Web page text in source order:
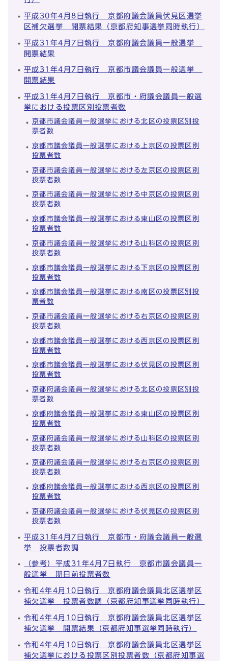
平成30年4月8日執行 京都府議会議員伏見区選挙
区補欠選挙 開票結果（京都府知事選挙同時執行）
平成31年4月7日執行 京都府議会議員一般選挙
開票結果
平成31年4月7日執行 京都市議会議員一般選挙
開票結果
平成31年4月7日執行 京都市・府議会議員一般選
挙における投票区別投票者数
京都市議会議員一般選挙における北区の投票区別投
票者数
京都市議会議員一般選挙における上京区の投票区別
投票者数
京都市議会議員一般選挙における左京区の投票区別
投票者数
京都市議会議員一般選挙における中京区の投票区別
投票者数
京都市議会議員一般選挙における東山区の投票区別
投票者数
京都市議会議員一般選挙における山科区の投票区別
投票者数
京都市議会議員一般選挙における下京区の投票区別
投票者数
京都市議会議員一般選挙における南区の投票区別投
票者数
京都市議会議員一般選挙における右京区の投票区別
投票者数
京都市議会議員一般選挙における西京区の投票区別
投票者数
京都市議会議員一般選挙における伏見区の投票区別
投票者数
京都府議会議員一般選挙における北区の投票区別投
票者数
京都府議会議員一般選挙における東山区の投票区別
投票者数
京都府議会議員一般選挙における山科区の投票区別
投票者数
京都府議会議員一般選挙における右京区の投票区別
投票者数
京都府議会議員一般選挙における西京区の投票区別
投票者数
京都府議会議員一般選挙における伏見区の投票区別
投票者数
平成31年4月7日執行 京都市・府議会議員一般選
挙 投票者数調
（参考）平成31年4月7日執行 京都市議会議員一
般選挙 期日前投票者数
令和4年4月10日執行 京都府議会議員北区選挙区
補欠選挙 投票者数調（京都府知事選挙同時執行）
令和4年4月10日執行 京都府議会議員北区選挙区
補欠選挙 開票結果（京都府知事選挙同時執行）
令和4年4月10日執行 京都府議会議員北区選挙区
補欠選挙における投票区別投票者数（京都府知事選